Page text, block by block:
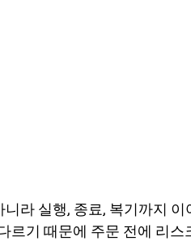
라 실행, 종료, 복기까지 이
르기 때문에 주문 전에 리스